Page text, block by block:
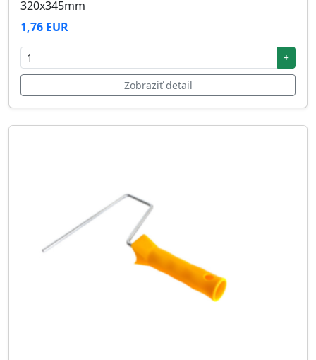
320x345mm
1,76 EUR
+
Zobraziť detail